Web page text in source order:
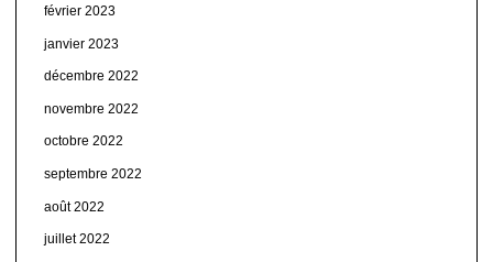
février 2023
janvier 2023
décembre 2022
novembre 2022
octobre 2022
septembre 2022
août 2022
juillet 2022